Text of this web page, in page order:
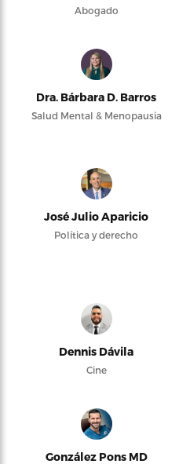
Abogado
Dra. Bárbara D. Barros
Salud Mental & Menopausia
José Julio Aparicio
Política y derecho
Dennis Dávila
Cine
González Pons MD